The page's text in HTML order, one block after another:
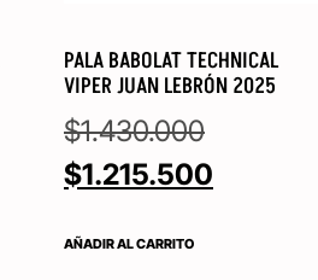
PALA BABOLAT TECHNICAL
VIPER JUAN LEBRÓN 2025
$1.430.000
$1.215.500
AÑADIR AL CARRITO